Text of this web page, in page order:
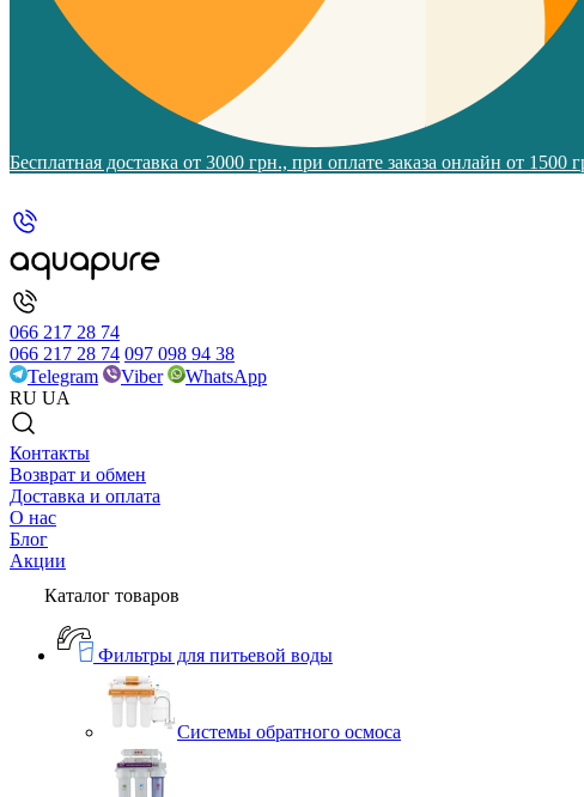
Бесплатная доставка от 3000 грн., при оплате заказа онлайн от
066 217 28 74
066 217 28 74 097 098 94 38
Telegram
Viber
WhatsApp
RU UA
Контакты
Возврат и обмен
Доставка и оплата
О нас
Блог
Акции
Каталог товаров
Фильтры для питьевой воды
Системы обратного осмоса